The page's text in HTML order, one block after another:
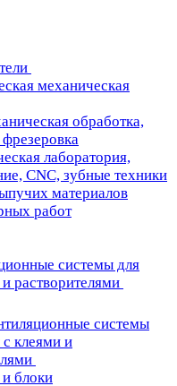
механическая
обработка,
лаборатория,
CNC, зубные техники
материалов
работ
системы для
растворителями
системы
клеями и
блоки